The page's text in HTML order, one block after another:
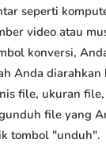
seperti
video atau
konversi,
Anda diarahkan
file, ukuran
file yang
tombol "unduh".